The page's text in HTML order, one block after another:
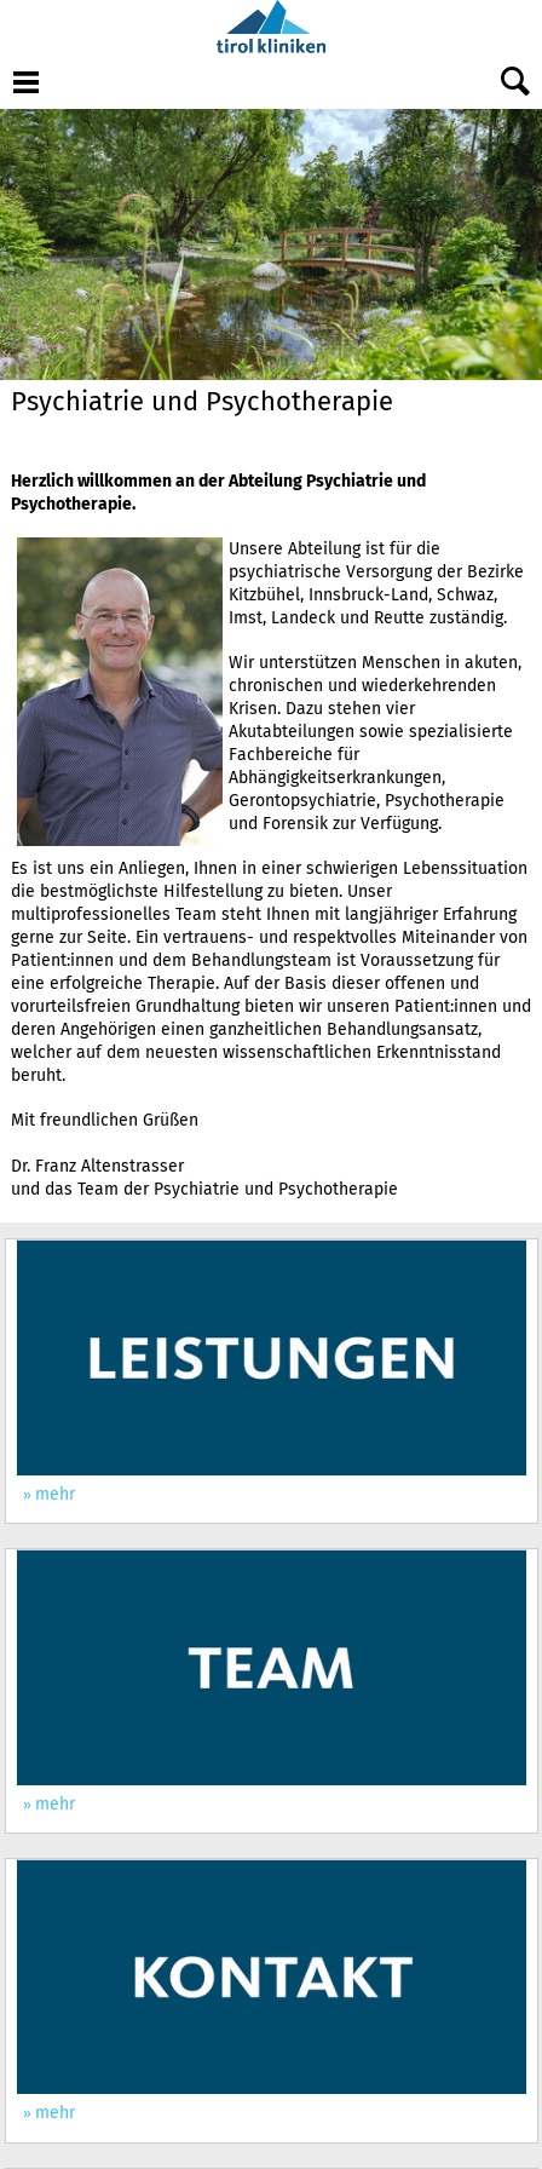
Menu
Psychiatrie und Psychotherapie
Herzlich willkommen an der Abteilung Psychiatrie und
Psychotherapie.
Unsere Abteilung ist für die
psychiatrische Versorgung der Bezirke
Kitzbühel, Innsbruck-Land, Schwaz,
Imst, Landeck und Reutte zuständig.
Wir unterstützen Menschen in akuten,
chronischen und wiederkehrenden
Krisen. Dazu stehen vier
Akutabteilungen sowie spezialisierte
Fachbereiche für
Abhängigkeitserkrankungen,
Gerontopsychiatrie, Psychotherapie
und Forensik zur Verfügung.
Es ist uns ein Anliegen, Ihnen in einer schwierigen Lebenssituation
die bestmöglichste Hilfestellung zu bieten. Unser
multiprofessionelles Team steht Ihnen mit langjähriger Erfahrung
gerne zur Seite. Ein vertrauens- und respektvolles Miteinander von
Patient:innen und dem Behandlungsteam ist Voraussetzung für
eine erfolgreiche Therapie. Auf der Basis dieser offenen und
vorurteilsfreien Grundhaltung bieten wir unseren Patient:innen und
deren Angehörigen einen ganzheitlichen Behandlungsansatz,
welcher auf dem neuesten wissenschaftlichen Erkenntnisstand
beruht.
Mit freundlichen Grüßen
Dr. Franz Altenstrasser
und das Team der Psychiatrie und Psychotherapie
mehr
mehr
mehr